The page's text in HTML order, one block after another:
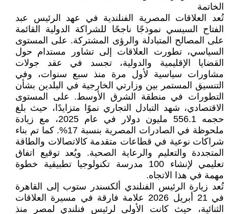
الخاتمة
تُعد العلاقات المصرية الفنلندية في عهد الرئيس عبد
الفتاح السيسي نموذجًا ناجحًا للشراكة الدولية القائمة
على المصالح المتبادلة والرؤى المشتركة. على المستوى
السياسي، تطورت العلاقات إلى تشاور مستدام حول
القضايا الإقليمية والدولية، تجسد في عقد جولات
مشاورات سياسية لأول مرة منذ سبع سنوات، وفي
التنسيق المستمر بين وزارتي الخارجية في البلدين بشأن
التطورات في منطقة الشرق الأوسط. على المستوى
الاقتصادي، شهد التبادل التجاري نموًا متزايدًا، حيث بلغ
حجمه 556.1 مليون دولار في عام 2025، مع زيادة
ملحوظة في الصادرات المصرية بنسبة 17%. كما تم بناء
شراكات نوعية في قطاعات متقدمة كالاتصالات والطاقة
المتجددة والتعليم والرعاية الصحية. ويُعد توقيع اتفاق
تعليمي لإنشاء 100 مدرسة تكنولوجيا تطبيقية خطوة
مهمة في هذا الاتجاه.
تُعد زيارة الرئيس الفنلندي ألكسندر ستوب إلى القاهرة
في 21 أبريل 2026 علامة فارقة في مسيرة العلاقات
الثنائية، حيث كانت الأولى لرئيس فنلندي لمصر منذ